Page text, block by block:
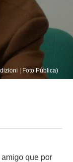
| Foto Pública)
amigo que por